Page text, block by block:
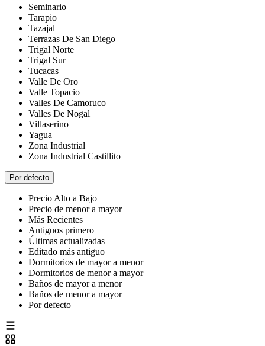
Seminario
Tarapio
Tazajal
Terrazas De San Diego
Trigal Norte
Trigal Sur
Tucacas
Valle De Oro
Valle Topacio
Valles De Camoruco
Valles De Nogal
Villaserino
Yagua
Zona Industrial
Zona Industrial Castillito
Por defecto
Precio Alto a Bajo
Precio de menor a mayor
Más Recientes
Antiguos primero
Últimas actualizadas
Editado más antiguo
Dormitorios de mayor a menor
Dormitorios de menor a mayor
Baños de mayor a menor
Baños de menor a mayor
Por defecto